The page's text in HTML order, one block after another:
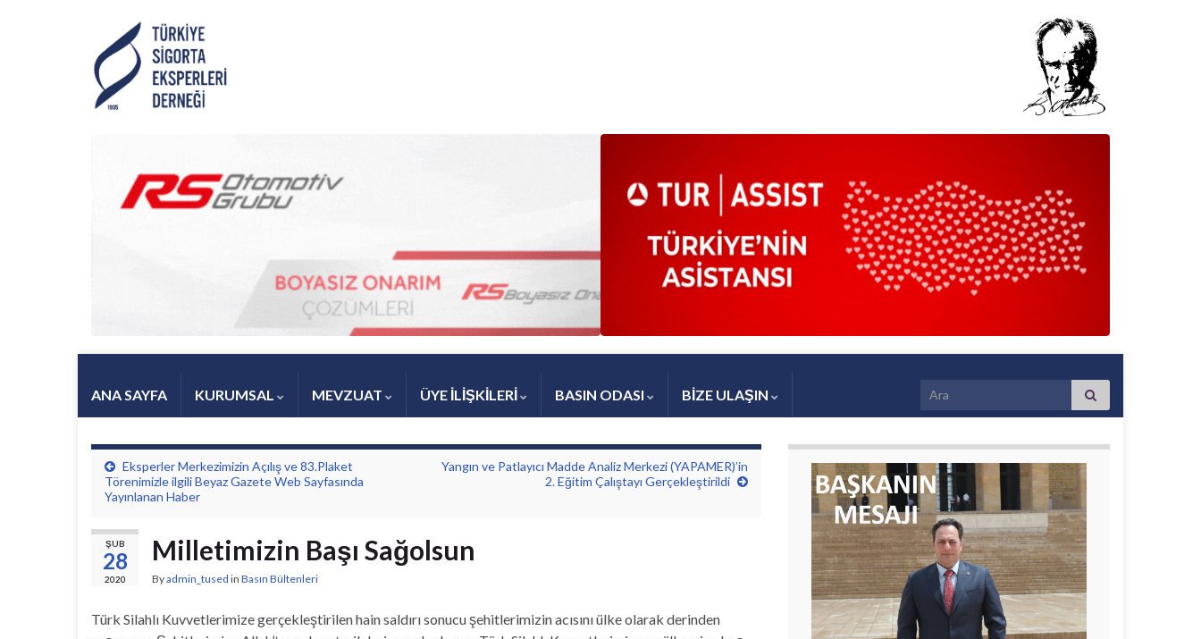
ANA SAYFA KURUMSAL MEVZUAT ÜYE İLİŞKİLERİ BASIN ODASI BİZE ULAŞIN Search for:
Eksperler Merkezimizin Açılış ve 83.Plaket
Törenimizle ilgili Beyaz Gazete Web Sayfasında
Yayınlanan Haber
Yangın ve Patlayıcı Madde Analiz Merkezi (YAPAMER)’in
2. Eğitim Çalıştayı Gerçekleştirildi
ŞUB
28
2020
Milletimizin Başı Sağolsun
Byadmin_tused in Basın Bültenleri
Türk Silahlı Kuvvetlerimize gerçekleştirilen hain saldırı sonucu şehitlerimizin acısını ülke olarak derinden